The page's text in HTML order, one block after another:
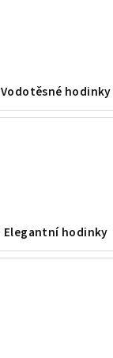
Vodotěsné hodinky
Elegantní hodinky